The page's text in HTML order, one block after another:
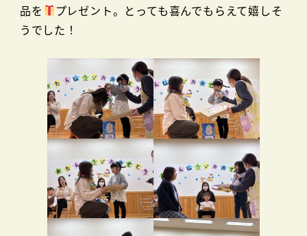
品を
プレゼント。とっても喜んでもらえて嬉しそ
うでした！